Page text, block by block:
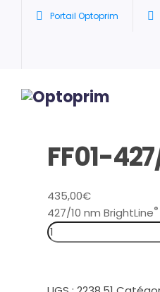
Portail Optoprim
FF01-
435,00€
427/10 nm BrightLine®